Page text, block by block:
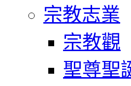
宗教志業
宗教觀
聖尊聖